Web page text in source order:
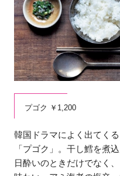
プゴク ￥1,200
韓国ドラマによく出てく
「プゴク」。干し鱈を煮
日酔いのときだけでなく